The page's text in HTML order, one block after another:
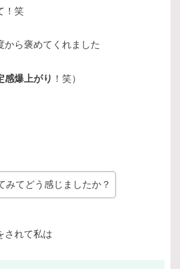
！笑
から褒めてくれました
感爆上がり ！笑）
みてどう感じましたか？
されて私は